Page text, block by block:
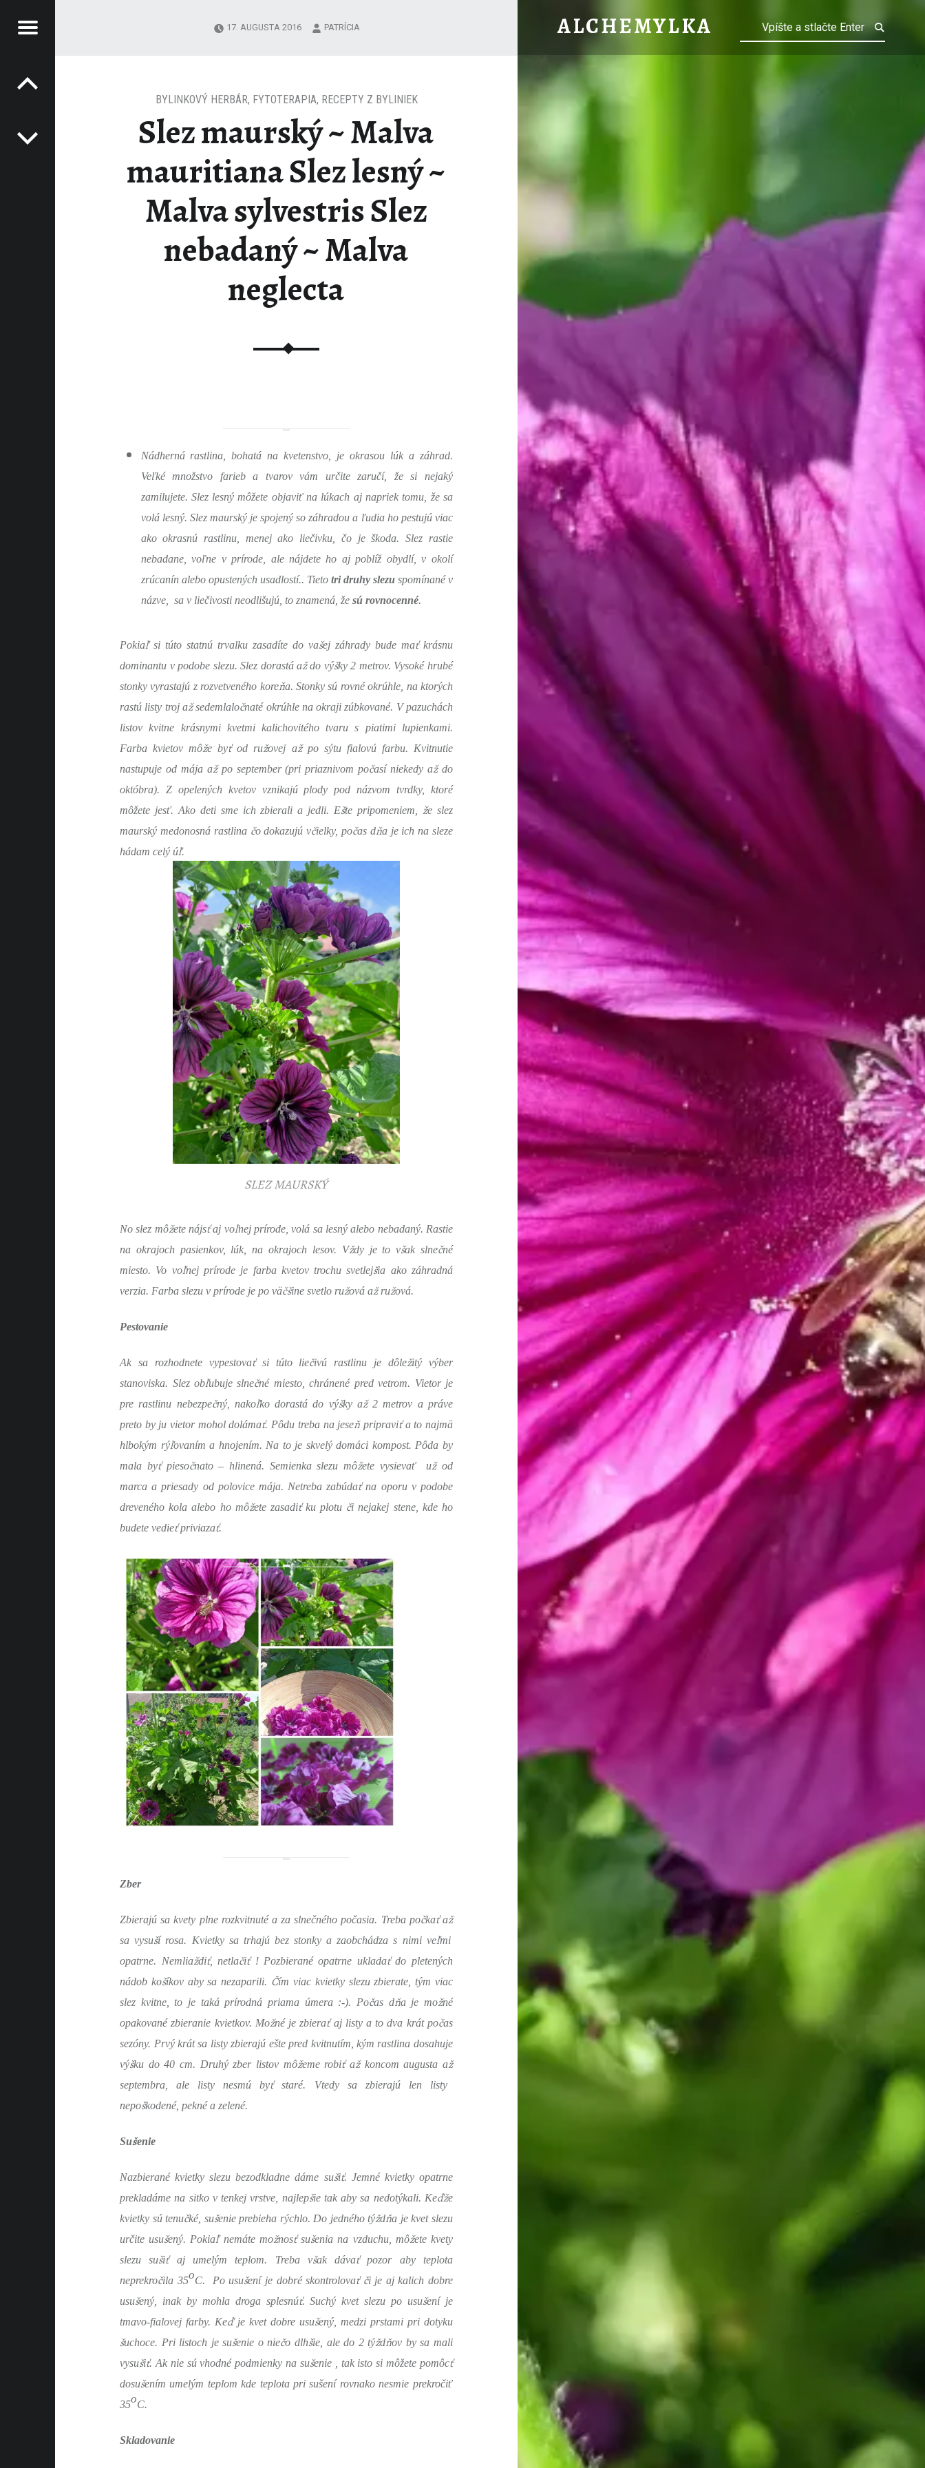
ALCHEMYLKA
Bylinková záhrada
Jedálny lístok
Slez maurský ~ Malva
mauritiana Slez lesný ~
Malva sylvestris Slez
nebadaný ~ Malva
neglecta
BYLINKOVÝ HERBÁR, FYTOTERAPIA, RECEPTY Z BYLINIEK
Nádherná rastlina, bohatá na kvetenstvo, je okrasou lúk a záhrad.
Veľké množstvo farieb a tvarov vám určite zaručí, že si nejaký
zamilujete. Slez lesný môžete objaviťna lúkach aj napriek tomu, že sa
volá lesný. Slez maurský je spojený so záhradou a ľudia ho pestujú viac
ako okrasnú rastlinu, menej ako liečivku, čo ješkoda. Slez rastie
nebadane, voľne v prírode, ale nájdete ho aj poblížobydlí, v okolí
zrúcanín alebo opustených usadlostí.. Tieto tri druhy slezuspomínané v
názve, sa v liečivosti neodlišujú, to znamená, že sú rovnocenné.
Pokiaľsi túto statnú trvalku zasadíte do vašej záhrady bude maťkrásnu
dominantu v podobe slezu. Slez dorastá aždo výšky 2 metrov. Vysoké hrubé
stonky vyrastajú z rozvetveného koreňa. Stonky sú rovné okrúhle, na ktorých
rastú listy troj ažsedemlaločnaté okrúhle na okraji zúbkované. V pazuchách
listov kvitne krásnymi kvetmi kalichovitého tvaru s piatimi lupienkami.
Farba kvietov môže byťod ružovej ažpo sýtu fialovú farbu. Kvitnutie
nastupuje od mája ažpo september (pri priaznivom počasí niekedy aždo
októbra). Z opelených kvetov vznikajú plody pod názvom tvrdky, ktoré
môžete jesť. Ako deti sme ich zbierali a jedli. Ešte pripomeniem, že slez
maurský medonosná rastlina čo dokazujú včielky, počas dňa je ich na sleze
hádam celý úľ.
SLEZ MAURSKÝ
No slez môžete nájsťaj voľnej prírode, volá sa lesný alebo nebadaný. Rastie
na okrajoch pasienkov, lúk, na okrajoch lesov. Vždy je to však slnečné
miesto. Vo voľnej prírode je farba kvetov trochu svetlejšia ako záhradná
verzia. Farba slezu v prírode je po väčšine svetlo ružová ažružová.
Pestovanie
Ak sa rozhodnete vypestovaťsi túto liečivú rastlinu je dôležitý výber
stanoviska. Slez obľubuje slnečné miesto, chránené pred vetrom. Vietor je
pre rastlinu nebezpečný, nakoľko dorastá do výšky až2 metrov a práve
preto by ju vietor mohol dolámať. Pôdu treba na jeseňpripraviťa to najmä
hlbokým rýľovaním a hnojením. Na to je skvelý domáci kompost. Pôda by
mala byťpiesočnato – hlinená. Semienka slezu môžete vysievať užod
marca a priesady od polovice mája. Netreba zabúdaťna oporu v podobe
dreveného kola alebo ho môžete zasadiťku plotu či nejakej stene, kde ho
budete vedieťpriviazať.
Zber
Zbierajú sa kvety plne rozkvitnuté a za slnečného počasia. Treba počkaťaž
sa vysuší rosa. Kvietky sa trhajú bez stonky a zaobchádza s nimi veľmi
opatrne. Nemliaždiť, netlačiť ! Pozbierané opatrne ukladaťdo pletených
nádob košíkov aby sa nezaparili. Čím viac kvietky slezu zbierate, tým viac
slez kvitne, to je taká prírodná priama úmera :-). Počas dňa je možné
opakované zbieranie kvietkov. Možné je zbieraťaj listy a to dva krát počas
sezóny. Prvý krát sa listy zbierajú ešte pred kvitnutím, kým rastlina dosahuje
výšku do 40 cm. Druhý zber listov môžeme robiťažkoncom augusta až
septembra, ale listy nesmú byťstaré. Vtedy sa zbierajú len listy
nepoškodené, pekné a zelené.
Sušenie
Nazbierané kvietky slezu bezodkladne dáme sušiť. Jemné kvietky opatrne
prekladáme na sitko v tenkej vrstve, najlepšie tak aby sa nedotýkali. Keďže
kvietky sú tenučké, sušenie prebieha rýchlo. Do jedného týždňa je kvet slezu
určite usušený. Pokiaľnemáte možnosťsušenia na vzduchu, môžete kvety
slezu sušiťaj umelým teplom. Treba však dávaťpozor aby teplota
neprekročila 35oC. Po usušení je dobré skontrolovať či je aj kalich dobre
usušený, inak by mohla droga splesnúť. Suchý kvet slezu po usušení je
tmavo-fialovej farby. Keďje kvet dobre usušený, medzi prstami pri dotyku
šuchoce. Pri listoch je sušenie o niečo dlhšie, ale do 2 týždňov by sa mali
vysušiť. Ak nie sú vhodné podmienky na sušenie , tak isto si môžete pomôcť
dosušením umelým teplom kde teplota pri sušení rovnako nesmie prekročiť
35oC.
Skladovanie
17. AUGUSTA 2016 PATRÍCIA